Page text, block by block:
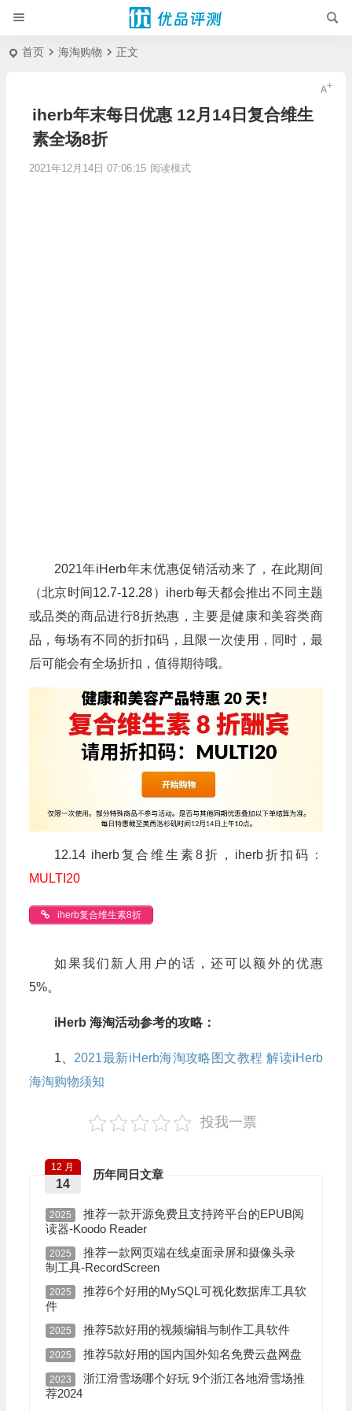
首页 海淘购物 正文
iherb年末每日优惠 12月14日复合维生
素全场8折
2021年12月14日 07:06:15 阅读模式
2021年iHerb年末优惠促销活动来了，在此期间
（北京时间12.7-12.28）iherb每天都会推出不同主题
或品类的商品进行8折热惠，主要是健康和美容类商
品，每场有不同的折扣码，且限一次使用，同时，最
后可能会有全场折扣，值得期待哦。
12.14 iherb复合维生素8折，iherb折扣码：
MULTI20
iherb复合维生素8折
如果我们新人用户的话，还可以额外的优惠
5%。
iHerb 海淘活动参考的攻略：
1、 2021最新iHerb海淘攻略图文教程 解读iHerb
海淘购物须知
投我一票
历年同日文章
12 月
14
2025
推荐一款开源免费且支持跨平台的EPUB阅
读器-Koodo Reader
2025
推荐一款网页端在线桌面录屏和摄像头录
制工具-RecordScreen
2025
推荐6个好用的MySQL可视化数据库工具软
件
2025 推荐5款好用的视频编辑与制作工具软件
2025 推荐5款好用的国内国外知名免费云盘网盘
2023
浙江滑雪场哪个好玩 9个浙江各地滑雪场推
荐2024